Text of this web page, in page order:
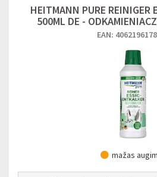
HEITMANN PURE REINIGER
500ML DE -
EAN:
mažas